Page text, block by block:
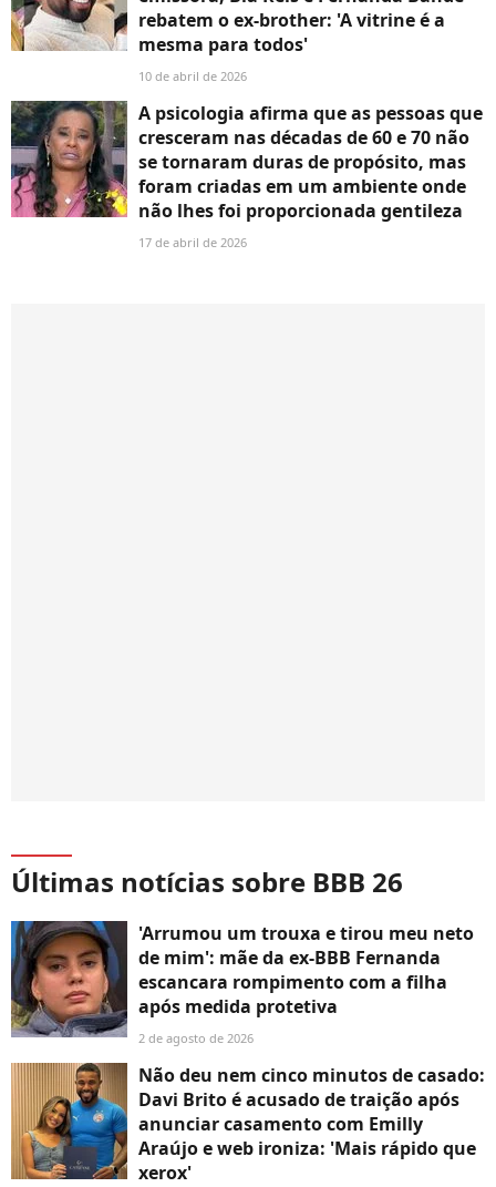
rebatem o ex-brother: 'A vitrine é a
mesma para todos'
10 de abril de 2026
A psicologia afirma que as pessoas que
cresceram nas décadas de 60 e 70 não
se tornaram duras de propósito, mas
foram criadas em um ambiente onde
não lhes foi proporcionada gentileza
17 de abril de 2026
Últimas notícias sobre BBB 26
'Arrumou um trouxa e tirou meu neto
de mim': mãe da ex-BBB Fernanda
escancara rompimento com a filha
após medida protetiva
2 de agosto de 2026
Não deu nem cinco minutos de casado:
Davi Brito é acusado de traição após
anunciar casamento com Emilly
Araújo e web ironiza: 'Mais rápido que
xerox'